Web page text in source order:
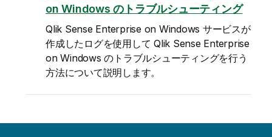
on Windows のトラブルシューティング
Qlik Sense Enterprise on Windows サービスが
作成したログを使用して Qlik Sense Enterprise
on Windows のトラブルシューティングを行う
方法について説明します。